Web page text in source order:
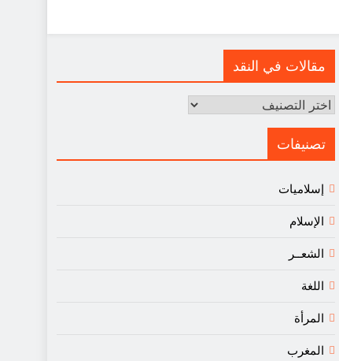
مقالات في النقد
مقالات
النقد
تصنيفات
إسلاميات
الإسلام
الشعــر
اللغة
المرأة
المغرب